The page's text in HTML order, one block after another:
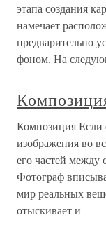
этапа создания
намечает
предварительно
фоном. На
Композиция Если
изображения во
его частей между
Фотограф
мир реальных
отыскивает и